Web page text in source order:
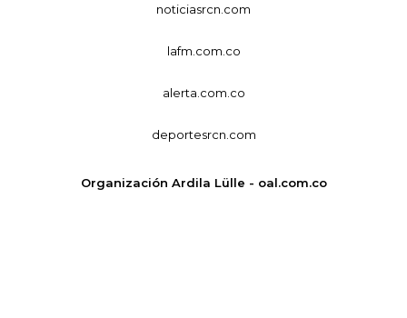
noticiasrcn.com
lafm.com.co
alerta.com.co
deportesrcn.com
Organización Ardila Lülle - oal.com.co